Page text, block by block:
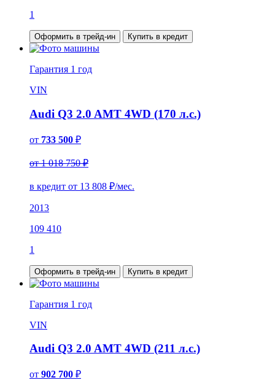
1
Оформить в трейд-ин Купить в кредит
Гарантия 1 год
VIN
Audi Q3 2.0 AMT 4WD (170 л.с.)
от 733 500 ₽
от 1 018 750 ₽
в кредит от 13 808 ₽/мес.
2013
109 410
1
Оформить в трейд-ин Купить в кредит
Гарантия 1 год
VIN
Audi Q3 2.0 AMT 4WD (211 л.с.)
от 902 700 ₽